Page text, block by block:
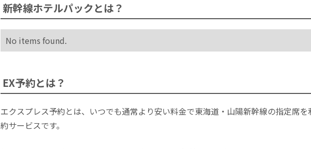
新幹線ホテルパックとは？
No items found.
EX予約とは？
エクスプレス予約とは、いつでも通常より安い料金で東海道・山陽新幹線の指定席
約サービスです。